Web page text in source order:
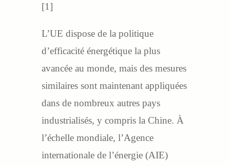
[1]
L’UE dispose de la politique
d’efficacité énergétique la plus
avancée au monde, mais des mesures
similaires sont maintenant appliquées
dans de nombreux autres pays
industrialisés, y compris la Chine. À
l’échelle mondiale, l’Agence
internationale de l’énergie (AIE)